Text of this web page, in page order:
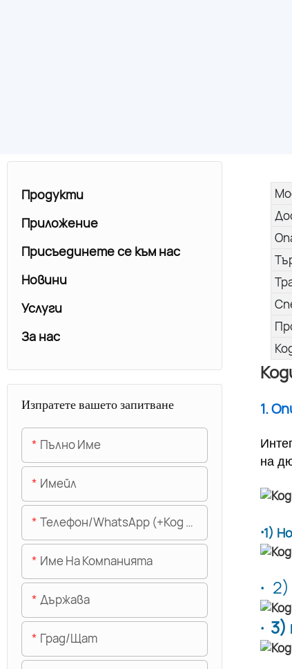
1.
на
·1)
·
· 3)
Продукти
Приложение
Присъединете се към нас
Новини
Услуги
За нас
Изпратете вашето запитване
Пълно Име
Имейл
Телефон/WhatsApp (+Код На Областта)
Име На Компанията
Държава
Град/щат